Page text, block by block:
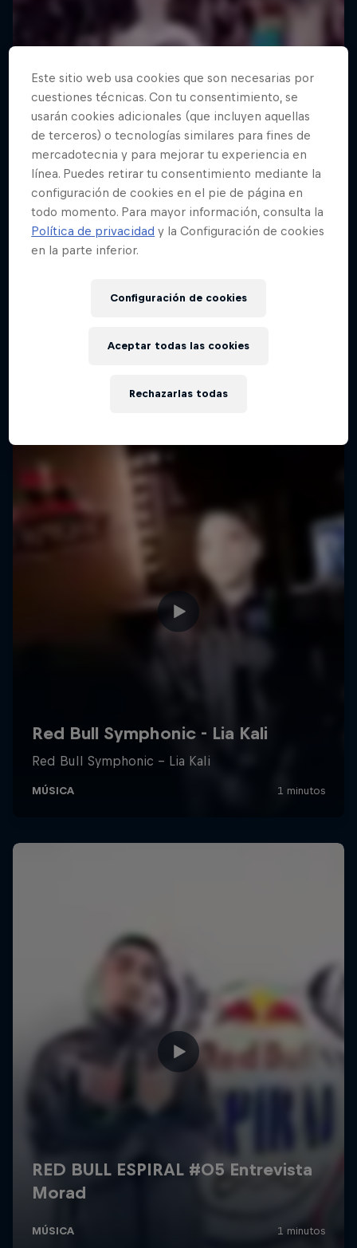
Este sitio web usa cookies que son necesarias por
cuestiones técnicas. Con tu consentimiento, se
usarán cookies adicionales (que incluyen aquellas
de terceros) o tecnologías similares para fines de
mercadotecnia y para mejorar tu experiencia en
línea. Puedes retirar tu consentimiento mediante la
configuración de cookies en el pie de página en
todo momento. Para mayor información, consulta la
Política de privacidad y la Configuración de cookies
en la parte inferior.
Configuración de cookies
Rechazarlas todas
Aceptar todas las cookies